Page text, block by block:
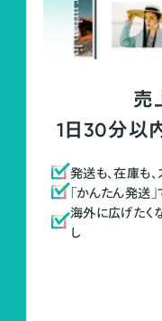
売
1日30分以
発送も、在庫も
「かんたん発送
海外に広げたく
し